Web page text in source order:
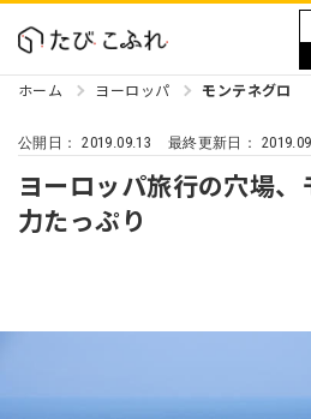
ホーム ヨーロッパ モンテネグロ
公開日：2019.09.13 最終更新日：
ヨーロッパ旅行の穴場
力たっぷり